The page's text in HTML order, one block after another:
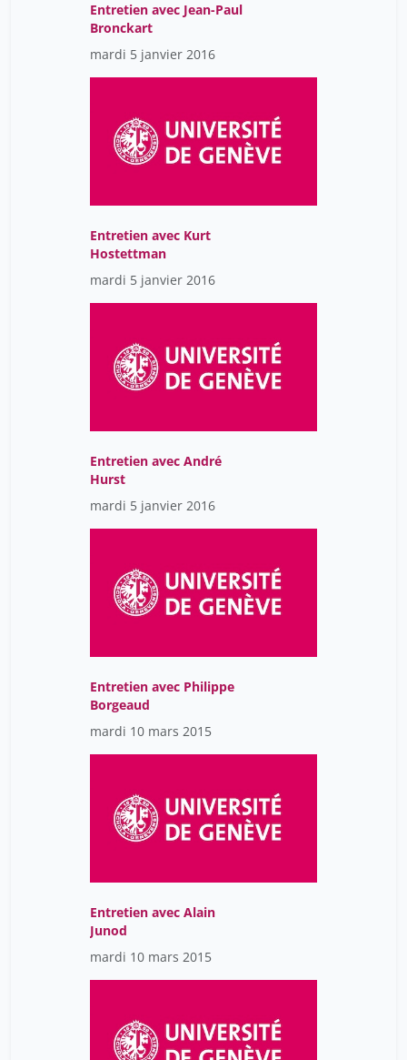
Entretien avec Jean-Paul
Bronckart
mardi 5 janvier 2016
Entretien avec Kurt
Hostettman
mardi 5 janvier 2016
Entretien avec André
Hurst
mardi 5 janvier 2016
Entretien avec Philippe
Borgeaud
mardi 10 mars 2015
Entretien avec Alain
Junod
mardi 10 mars 2015